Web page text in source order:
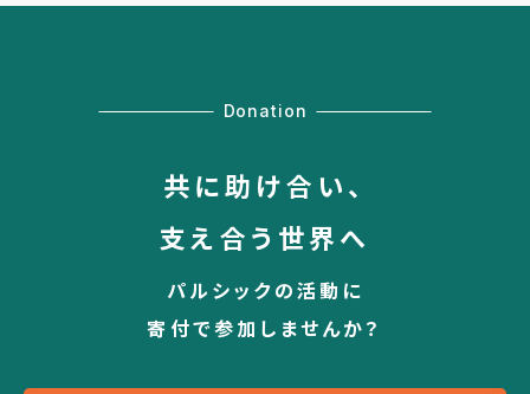
Donation
共に助け合い、
支え合う世界へ
パルシックの活動に
寄付で参加しませんか？